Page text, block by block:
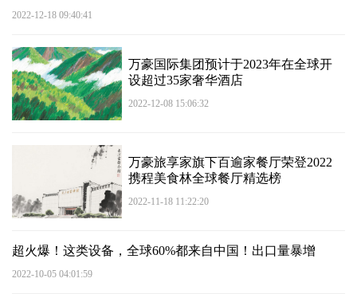
2022-12-18 09:40:41
万豪国际集团预计于2023年在全球开
设超过35家奢华酒店
2022-12-08 15:06:32
万豪旅享家旗下百逾家餐厅荣登2022
携程美食林全球餐厅精选榜
2022-11-18 11:22:20
超火爆！这类设备，全球60%都来自中国！出口量暴增
2022-10-05 04:01:59